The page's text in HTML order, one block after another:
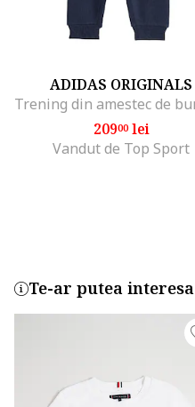
ADIDAS ORIGINALS
20900lei
Vandut de Top Sport
Te-ar putea interesa